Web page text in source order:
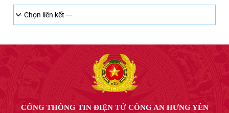
CỔNG THÔNG TIN ĐIỆN TỬ CÔNG AN HƯNG YÊN